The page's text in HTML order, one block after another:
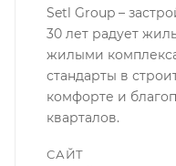
Setl Group –
30 лет радует
жилыми
стандарты в
комфорте и
кварталов.
САЙТ